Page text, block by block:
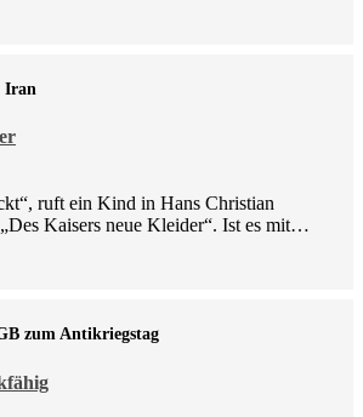
Iran
ruft ein Kind in Hans Christian
Kaisers neue Kleider“. Ist es mit…
zum Antikriegstag